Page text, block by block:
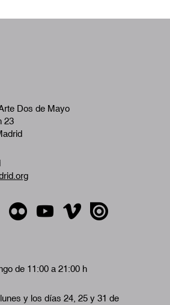
Dos de Mayo
23
de 11:00 a 21:00 h
y los días 24, 25 y 31 de